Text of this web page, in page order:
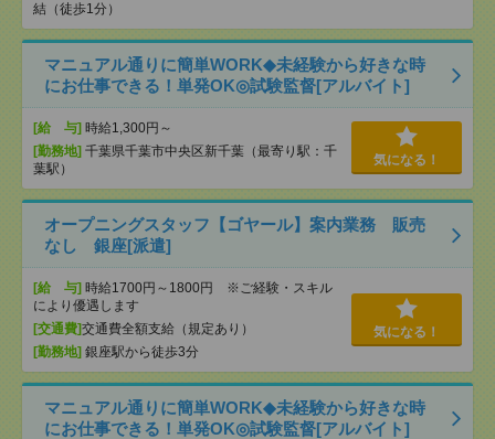
結（徒歩1分）
マニュアル通りに簡単WORK◆未経験から好きな時
にお仕事できる！単発OK◎試験監督[アルバイト]
[給 与] 時給1,300円～
[勤務地] 千葉県千葉市中央区新千葉（最寄り駅：千
葉駅）
気になる！
オープニングスタッフ【ゴヤール】案内業務 販売
なし 銀座[派遣]
[給 与] 時給1700円～1800円 ※ご経験・スキル
により優遇します
[交通費]交通費全額支給（規定あり）
[勤務地] 銀座駅から徒歩3分
気になる！
マニュアル通りに簡単WORK◆未経験から好きな時
にお仕事できる！単発OK◎試験監督[アルバイト]